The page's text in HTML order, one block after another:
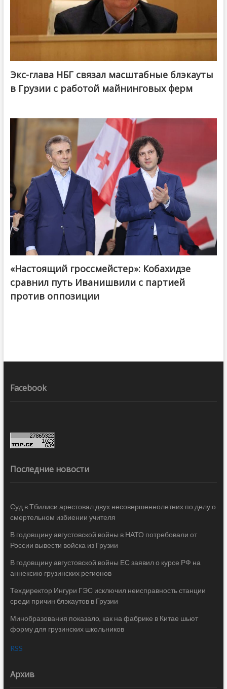
Экс-глава НБГ связал масштабные блэкауты
в Грузии с работой майнинговых ферм
@ქართული ოცნება / Georgian Dream
«Настоящий гроссмейстер»: Кобахидзе
сравнил путь Иванишвили с партией
против оппозиции
Facebook
Последние новости
Суд в Тбилиси арестовал двух несовершеннолетних по делу о
смертельном избиении учителя
В годовщину августовской войны в НАТО потребовали от
России вывести войска из Грузии
В годовщину августовской войны ЕС заявил о курсе РФ на
аннексию грузинских регионов
Техдиректор Ингури ГЭС исключил неисправность станции
среди причин блэкаутов в Грузии
Минобразования показало, как на фабрике в Китае шьют
форму для грузинских школьников
RSS
Архив